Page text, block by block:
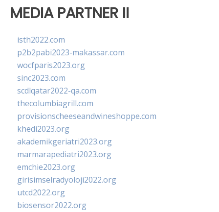
MEDIA PARTNER II
isth2022.com
p2b2pabi2023-makassar.com
wocfparis2023.org
sinc2023.com
scdlqatar2022-qa.com
thecolumbiagrill.com
provisionscheeseandwineshoppe.com
khedi2023.org
akademikgeriatri2023.org
marmarapediatri2023.org
emchie2023.org
girisimselradyoloji2022.org
utcd2022.org
biosensor2022.org